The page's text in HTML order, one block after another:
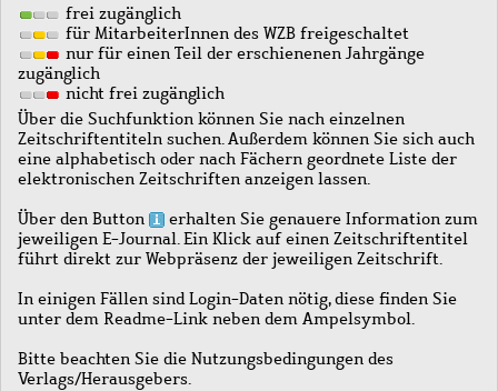
frei zugänglich
für MitarbeiterInnen des WZB freigeschaltet
nur für einen Teil der erschienenen Jahrgänge
zugänglich
nicht frei zugänglich
Über die Suchfunktion können Sie nach einzelnen
Zeitschriftentiteln suchen. Außerdem können Sie sich auch
eine alphabetisch oder nach Fächern geordnete Liste der
elektronischen Zeitschriften anzeigen lassen.
Über den Button
erhalten Sie genauere Information zum
jeweiligen E-Journal. Ein Klick auf einen Zeitschriftentitel
führt direkt zur Webpräsenz der jeweiligen Zeitschrift.
In einigen Fällen sind Login-Daten nötig, diese finden Sie
unter dem Readme-Link neben dem Ampelsymbol.
Bitte beachten Sie die Nutzungsbedingungen des
Verlags/Herausgebers.